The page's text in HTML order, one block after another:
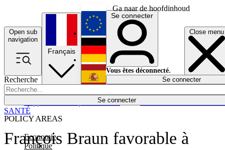
Ga naar de hoofdinhoud
Open sub
navigation
Close menu
Recherche
Se connecter
POLICY AREAS
Economie
Politique
Économie
Français
English
Deutsch
Español
Se connecter
Vous êtes déconnecté.
Se connecter
François Braun favorable à
SANTÉ